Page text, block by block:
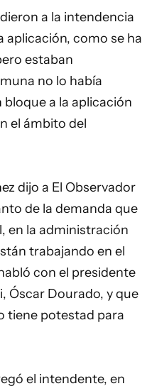
a la intendencia
aplicación, como se ha
estaban
no lo había
a la aplicación
el ámbito del
dijo a El Observador
de la demanda que
en la administración
trabajando en el
con el presidente
Óscar Dourado, y que
tiene potestad para
el intendente, en